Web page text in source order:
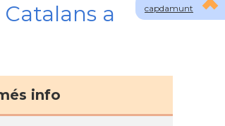
capdamunt
a
info